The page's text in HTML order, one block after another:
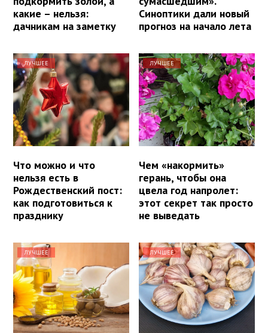
какие – нельзя:
дачникам на заметку
Синоптики дали новый
прогноз на начало лета
ЛУЧШЕЕ
Что можно и что
нельзя есть в
Рождественский пост:
как подготовиться к
празднику
ЛУЧШЕЕ
Чем «накормить»
герань, чтобы она
цвела год напролет:
этот секрет так просто
не выведать
ЛУЧШЕЕ ЛУЧШЕЕ